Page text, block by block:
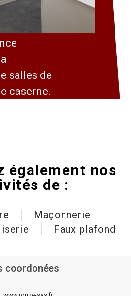
salles de
caserne.
également nos
de :
Maçonnerie
Faux plafond
coordonées